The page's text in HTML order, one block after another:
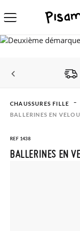
CHAUSSURES FILLE
BALLERINES EN
REF 1438
BALLERINES EN